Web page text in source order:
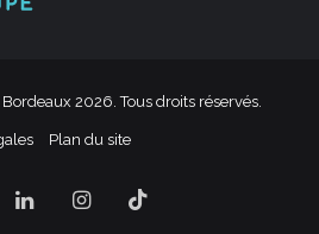
2026. Tous droits réservés.
Plan du site
LinkedinInstagram